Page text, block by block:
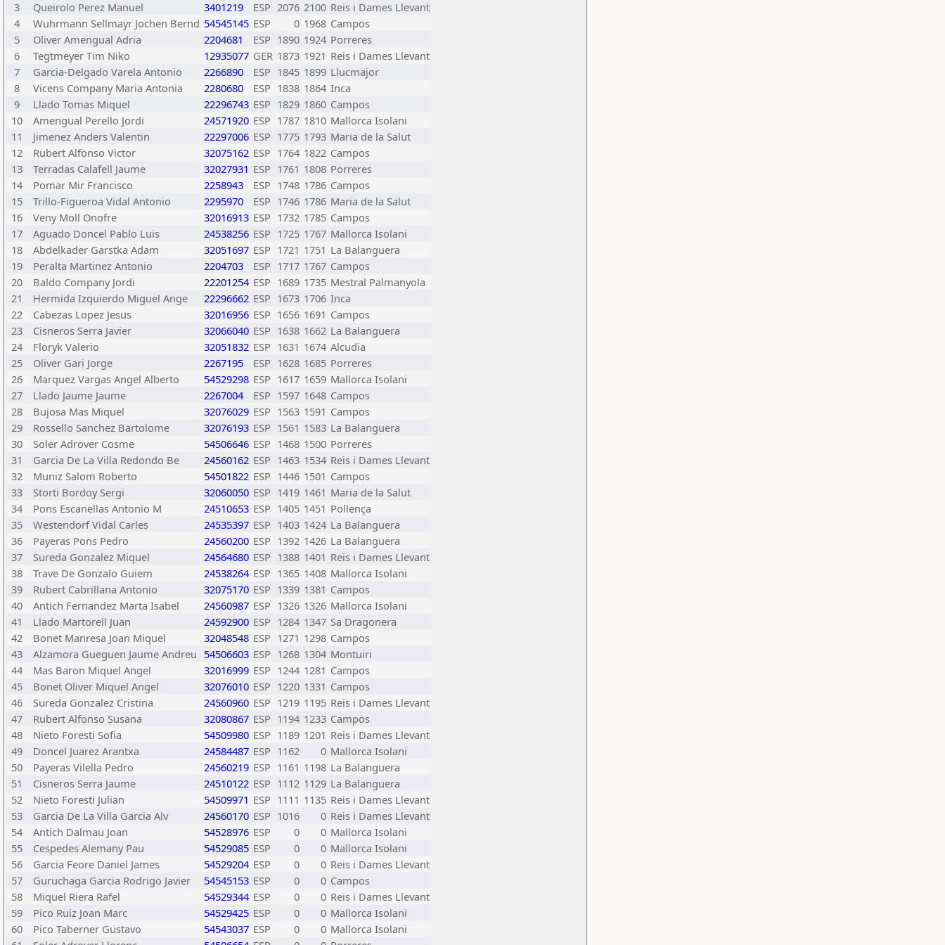
3 Queirolo Perez Manuel 3401219 ESP 2076 2100 Reis i Dames Llevant
4
Wuhrmann Sellmayr Jochen Bernd 54545145 ESP 0 1968 Campos
5
Oliver Amengual Adria 2204681 ESP 1890 1924 Porreres
6
Tegtmeyer Tim Niko 12935077 GER 1873 1921 Reis i Dames Llevant
7
Garcia-Delgado Varela Antonio 2266890 ESP 1845 1899 Llucmajor
8
Vicens Company Maria Antonia 2280680 ESP 1838 1864 Inca
9
Llado Tomas Miquel 22296743 ESP 1829 1860 Campos
10
Amengual Perello Jordi 24571920 ESP 1787 1810 Mallorca Isolani
11
Jimenez Anders Valentin 22297006 ESP 1775 1793 Maria de la Salut
12
Rubert Alfonso Victor 32075162 ESP 1764 1822 Campos
13
Terradas Calafell Jaume 32027931 ESP 1761 1808 Porreres
14
Pomar Mir Francisco 2258943 ESP 1748 1786 Campos
15
Trillo-Figueroa Vidal Antonio 2295970 ESP 1746 1786 Maria de la Salut
16
Veny Moll Onofre 32016913 ESP 1732 1785 Campos
17
Aguado Doncel Pablo Luis 24538256 ESP 1725 1767 Mallorca Isolani
18
Abdelkader Garstka Adam 32051697 ESP 1721 1751 La Balanguera
19
Peralta Martinez Antonio 2204703 ESP 1717 1767 Campos
20
Baldo Company Jordi 22201254 ESP 1689 1735 Mestral Palmanyola
21
Hermida Izquierdo Miguel Ange 22296662 ESP 1673 1706 Inca
22
Cabezas Lopez Jesus 32016956 ESP 1656 1691 Campos
23
Cisneros Serra Javier 32066040 ESP 1638 1662 La Balanguera
24
Floryk Valerio 32051832 ESP 1631 1674 Alcudia
25
Oliver Gari Jorge 2267195 ESP 1628 1685 Porreres
26
Marquez Vargas Angel Alberto 54529298 ESP 1617 1659 Mallorca Isolani
27
Llado Jaume Jaume 2267004 ESP 1597 1648 Campos
28
Bujosa Mas Miquel 32076029 ESP 1563 1591 Campos
29
Rossello Sanchez Bartolome 32076193 ESP 1561 1583 La Balanguera
30
Soler Adrover Cosme 54506646 ESP 1468 1500 Porreres
31
Garcia De La Villa Redondo Be 24560162 ESP 1463 1534 Reis i Dames Llevant
32
Muniz Salom Roberto 54501822 ESP 1446 1501 Campos
33
Storti Bordoy Sergi 32060050 ESP 1419 1461 Maria de la Salut
34
Pons Escanellas Antonio M 24510653 ESP 1405 1451 Pollença
35
Westendorf Vidal Carles 24535397 ESP 1403 1424 La Balanguera
36
Payeras Pons Pedro 24560200 ESP 1392 1426 La Balanguera
37
Sureda Gonzalez Miquel 24564680 ESP 1388 1401 Reis i Dames Llevant
38
Trave De Gonzalo Guiem 24538264 ESP 1365 1408 Mallorca Isolani
39
Rubert Cabrillana Antonio 32075170 ESP 1339 1381 Campos
40
Antich Fernandez Marta Isabel 24560987 ESP 1326 1326 Mallorca Isolani
41
Llado Martorell Juan 24592900 ESP 1284 1347 Sa Dragonera
42
Bonet Manresa Joan Miquel 32048548 ESP 1271 1298 Campos
43
Alzamora Gueguen Jaume Andreu 54506603 ESP 1268 1304 Montuiri
44
Mas Baron Miquel Angel 32016999 ESP 1244 1281 Campos
45
Bonet Oliver Miquel Angel 32076010 ESP 1220 1331 Campos
46
Sureda Gonzalez Cristina 24560960 ESP 1219 1195 Reis i Dames Llevant
47
Rubert Alfonso Susana 32080867 ESP 1194 1233 Campos
48
Nieto Foresti Sofia 54509980 ESP 1189 1201 Reis i Dames Llevant
49
Doncel Juarez Arantxa 24584487 ESP 1162 0 Mallorca Isolani
50
Payeras Vilella Pedro 24560219 ESP 1161 1198 La Balanguera
51
Cisneros Serra Jaume 24510122 ESP 1112 1129 La Balanguera
52
Nieto Foresti Julian 54509971 ESP 1111 1135 Reis i Dames Llevant
53
Garcia De La Villa Garcia Alv 24560170 ESP 1016 0 Reis i Dames Llevant
54
Antich Dalmau Joan 54528976 ESP 0 0 Mallorca Isolani
55
Cespedes Alemany Pau 54529085 ESP 0 0 Mallorca Isolani
56
Garcia Feore Daniel James 54529204 ESP 0 0 Reis i Dames Llevant
57
Guruchaga Garcia Rodrigo Javier 54545153 ESP 0 0 Campos
58
Miquel Riera Rafel 54529344 ESP 0 0 Reis i Dames Llevant
59
Pico Ruiz Joan Marc 54529425 ESP 0 0 Mallorca Isolani
60
Pico Taberner Gustavo 54543037 ESP 0 0 Mallorca Isolani